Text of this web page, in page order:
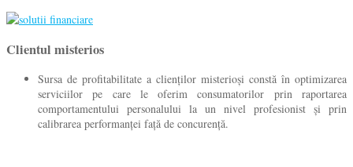
Clientul misterios
Sursa de profitabilitate a clienților misterioși constă în optimizarea
serviciilor pe care le oferim consumatorilor prin raportarea
comportamentului personalului la un nivel profesionist și prin
calibrarea performanței față de concurență.